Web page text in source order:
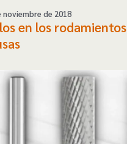
noviembre de 2018
en los